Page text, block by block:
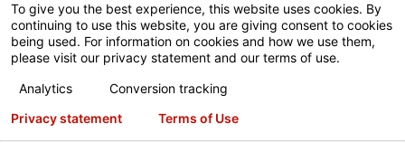
Podmínky používání
Zásady ochrany osobních údajů
To give you the best experience, this website uses cookies. By
continuing to use this website, you are giving consent to cookies
being used. For information on cookies and how we use them,
please visit our privacy statement and our terms of use.
Analytics
Conversion tracking
Privacy statement
Terms of Use